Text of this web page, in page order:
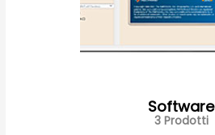
Software
3 Prodotti